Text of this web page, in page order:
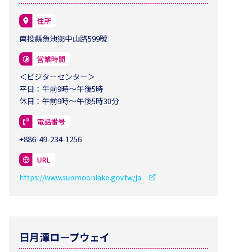
住所
南投縣魚池鄉中山路599號
営業時間
＜ビジターセンター＞
平日：午前9時～午後5時
休日：午前9時～午後5時30分
電話番号
+886-49-234-1256
URL
https://www.sunmoonlake.gov.tw/ja
日月潭ロープウェイ